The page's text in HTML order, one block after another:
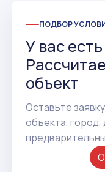
ПОДБОР
У вас
объект
Оставьте
объекта, город,